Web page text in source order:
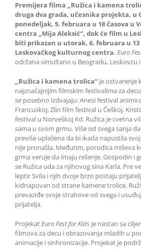
Premijera filma „Ružica i kamena
druga dva grada, učesnika projekta, u
ponedeljak, 5. februara u 18 časova u
centra „Mija Aleksić“, dok će film u
biti prikazan u utorak, 6. februara u 13
Leskovačkog kulturnog centra. Euro
održana simultano u Beogradu, Leskovcu
„Ružica i kamena trolica“ je ostvarenje
najznačajnijim filmskim festivalima za
se posebno izdvajaju: Anesi festival
Francuskoj, Zlin film festival u Češkoj,
festival u Norveškoj itd. Ružica je cvetna
sama u svom grmu. Više od svega sanja
previše uplašena da bi ikada napustila
nije pronašla. Međutim, porodica miševa
grma veruje da imaju rešenje. Gospodin i
se Ružica uda za njihovog sina Karla. Pre
leptir Svila i njih dvoje brzo postaju
kidnapovan od strane kamene trolice,
prevaziđe svoje strahove od svega i
prijatelja.
ProjekatEuro Fest for Kids je nastao sa
filmova za decu i obrazovanja mladih u
animacije i sinhronizacije. Projekat je